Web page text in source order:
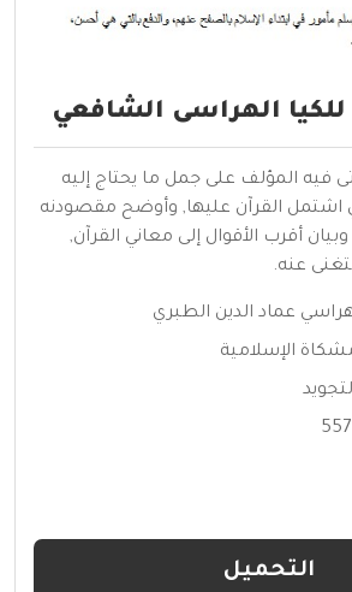
للكيا الهراسى الشافعي
فيه المؤلف على جمل ما يحتاج إليه
اشتمل القرآن عليها, وأوضح مقصودنه
أقرب الأقوال إلى معاني القرآن,
عنه.
عماد الدين الطبري
الإسلامية
557
التحميل